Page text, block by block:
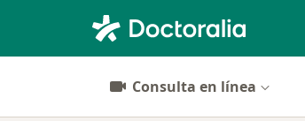
Consulta en línea